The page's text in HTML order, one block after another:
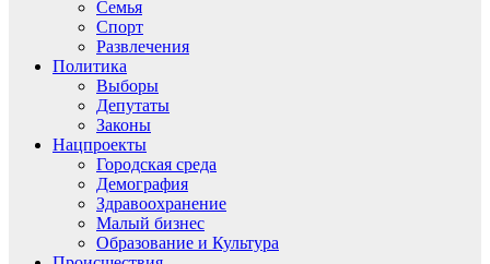
Семья
Спорт
Развлечения
Политика
Выборы
Депутаты
Законы
Нацпроекты
Городская среда
Демография
Здравоохранение
Малый бизнес
Образование и Культура